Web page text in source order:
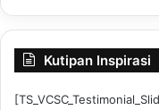
Kutipan Inspirasi